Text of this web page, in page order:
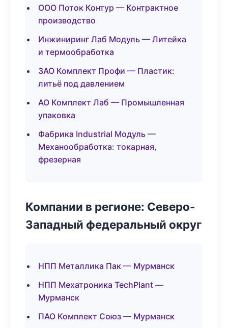
ООО Поток Контур — Контрактное
производство
Инжиниринг Лаб Модуль — Литейка
и термообработка
ЗАО Комплект Профи — Пластик:
литьё под давлением
АО Комплект Лаб — Промышленная
упаковка
Фабрика Industrial Модуль —
Механообработка: токарная,
фрезерная
Компании в регионе: Северо-
Западный федеральный округ
НПП Металлика Пак — Мурманск
НПП Мехатроника TechPlant —
Мурманск
ПАО Комплект Союз — Мурманск